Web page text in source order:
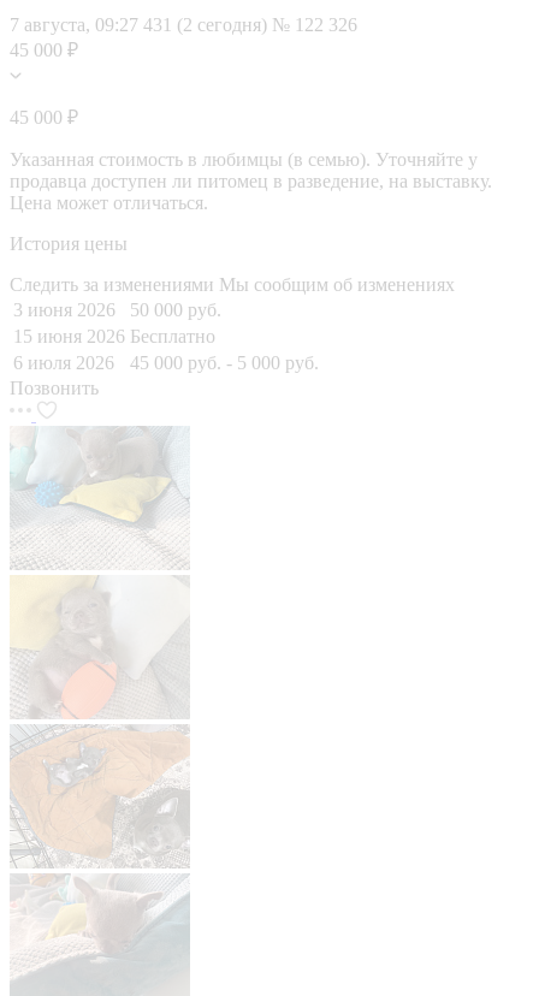
7 августа, 09:27 431 (2 сегодня) № 122 326
45 000 ₽
45 000 ₽
Указанная стоимость в любимцы (в семью). Уточняйте у
продавца доступен ли питомец в разведение, на выставку.
Цена может отличаться.
История цены
Следить за изменениями Мы сообщим об изменениях
3 июня 2026
50 000 руб.
15 июня 2026 Бесплатно
6 июля 2026
45 000 руб. - 5 000 руб.
Позвонить